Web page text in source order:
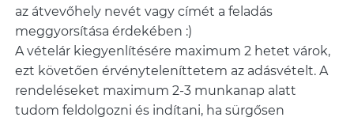
az átvevőhely nevét vagy címét a feladás
meggyorsítása érdekében :)
A vételár kiegyenlítésére maximum 2 hetet várok,
ezt követően érvényteleníttetem az adásvételt. A
rendeléseket maximum 2-3 munkanap alatt
tudom feldolgozni és indítani, ha sürgősen